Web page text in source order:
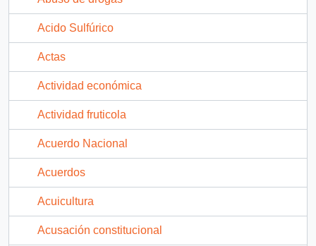
Acido Sulfúrico
Actas
Actividad económica
Actividad fruticola
Acuerdo Nacional
Acuerdos
Acuicultura
Acusación constitucional